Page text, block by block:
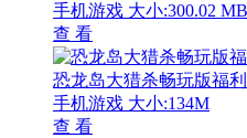
手机游戏 大小:300.02 MB
查 看
恐龙岛大猎杀畅玩版福
手机游戏 大小:134M
查 看